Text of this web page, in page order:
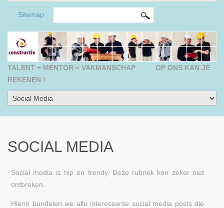
TALENT + MENTOR = VAKMANSCHAP
OP ONS KAN JE
REKENEN !
Sitemap
SOCIAL MEDIA
Social media is hip en trendy. Deze rubriek kon zeker niet
ontbreken.
Hierin bundelen we alle interessante social media posts die